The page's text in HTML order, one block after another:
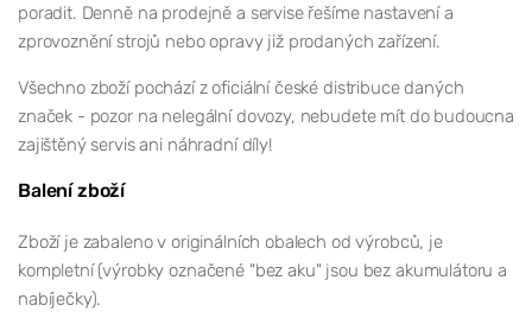
poradit. Denně na prodejně a servise řešíme nastavení a
zprovoznění strojů nebo opravy již prodaných zařízení.
Všechno zboží pochází z oficiální české distribuce daných
značek - pozor na nelegální dovozy, nebudete mít do budoucna
zajištěný servis ani náhradní díly!
Balení zboží
Zboží je zabaleno v originálních obalech od výrobců, je
kompletní (výrobky označené "bez aku" jsou bez akumulátoru a
nabíječky).